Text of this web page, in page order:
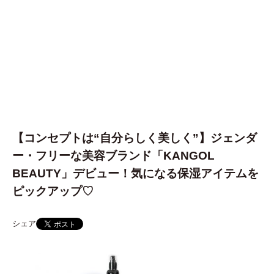
【コンセプトは“自分らしく美しく”】ジェンダ
ー・フリーな美容ブランド「KANGOL
BEAUTY」デビュー！気になる保湿アイテムを
ピックアップ♡
シェア